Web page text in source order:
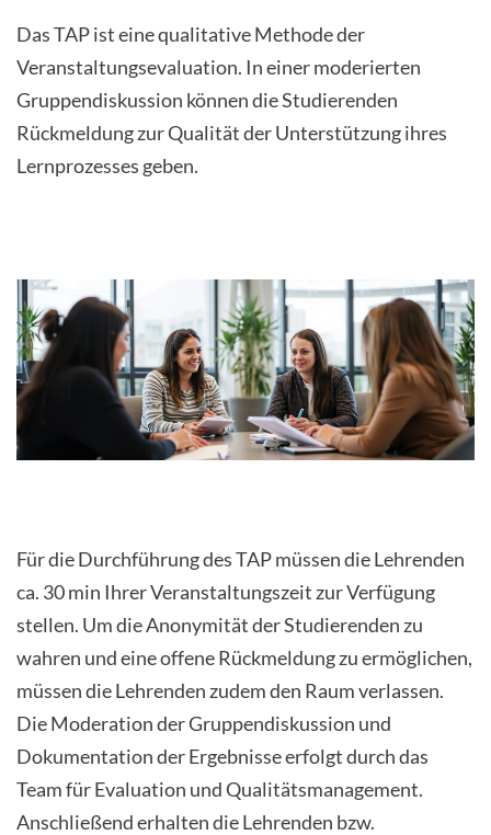
Deutsch
Impressum
Datenschutz
Das TAP ist eine qualitative Methode der
Veranstaltungsevaluation. In einer moderierten
Gruppendiskussion können die Studierenden
Rückmeldung zur Qualität der Unterstützung ihres
Lernprozesses geben.
Für die Durchführung des TAP müssen die Lehrenden
ca. 30 min Ihrer Veranstaltungszeit zur Verfügung
stellen. Um die Anonymität der Studierenden zu
wahren und eine offene Rückmeldung zu ermöglichen,
müssen die Lehrenden zudem den Raum verlassen.
Die Moderation der Gruppendiskussion und
Dokumentation der Ergebnisse erfolgt durch das
Team für Evaluation und Qualitätsmanagement.
Anschließend erhalten die Lehrenden bzw.